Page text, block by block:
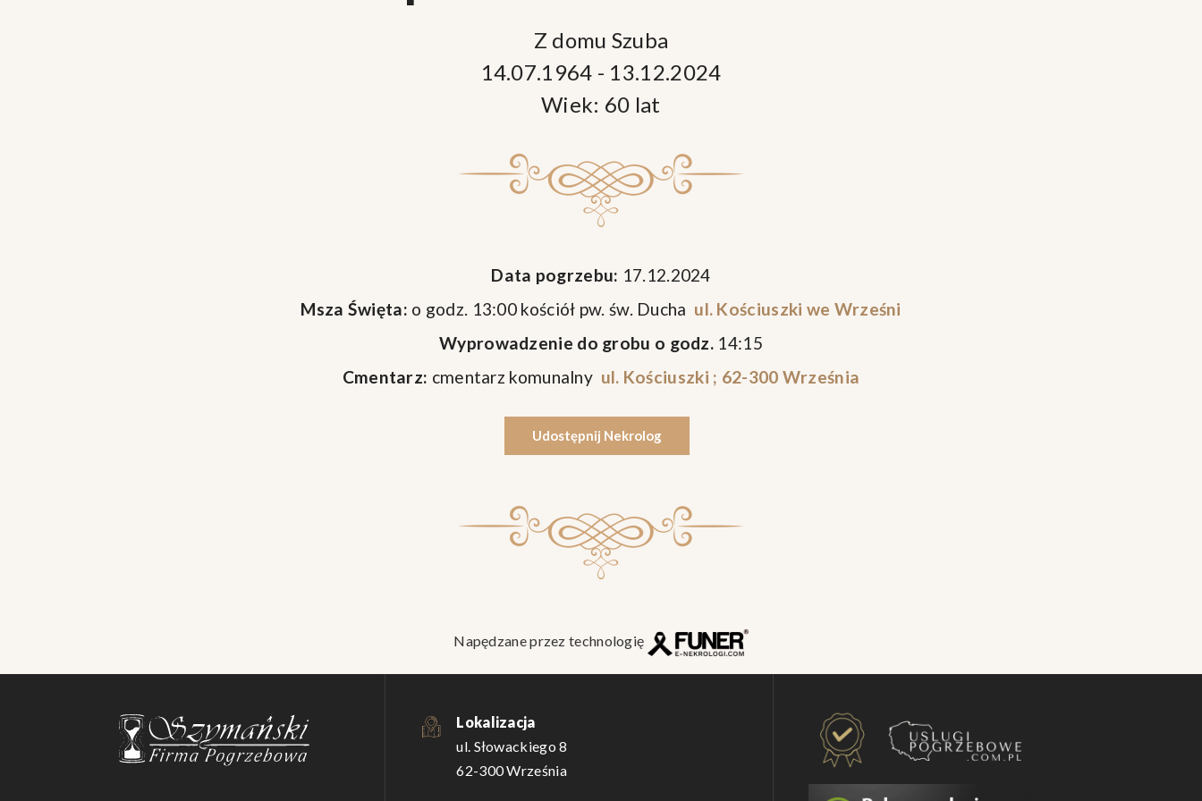
Z domu Szuba
14.07.1964 - 13.12.2024
Wiek: 60 lat
Data pogrzebu: 17.12.2024
Msza Święta: o godz. 13:00 kościół pw. św. Ducha ul. Kościuszki we Wrześni
Wyprowadzenie do grobu o godz. 14:15
Cmentarz: cmentarz komunalny ul. Kościuszki ; 62-300 Września
Udostępnij Nekrolog
Napędzane przez technologię
Lokalizacja
ul. Słowackiego 8
62-300 Września